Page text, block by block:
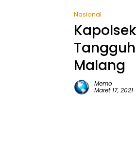
Nasional
Malang
Memo
Maret 17, 2021